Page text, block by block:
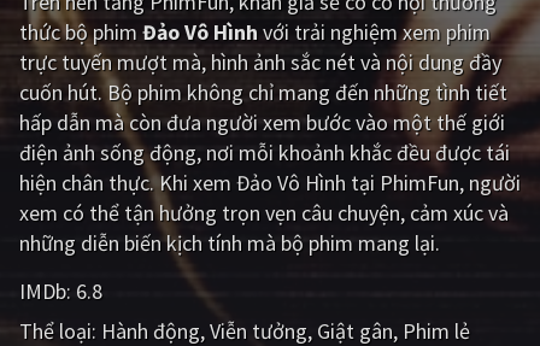
Hàn Quốc Nhật Bản
Ấn Độ Việt Nam
Tổng hợp
CẬP NHẬT
PHIM MỚI
PHIM LẺ
thức bộ phim Đảo Vô Hình với trải nghiệm xem phim
trực tuyến mượt mà, hình ảnh sắc nét và nội dung đầy
cuốn hút. Bộ phim không chỉ mang đến những tình tiết
hấp dẫn mà còn đưa người xem bước vào một thế giới
điện ảnh sống động, nơi mỗi khoảnh khắc đều được tái
hiện chân thực. Khi xem Đảo Vô Hình tại PhimFun, người
xem có thể tận hưởng trọn vẹn câu chuyện, cảm xúc và
những diễn biến kịch tính mà bộ phim mang lại.
IMDb: 6.8
Thể loại: Hành động Viễn tưởng Giật gân Phim lẻ